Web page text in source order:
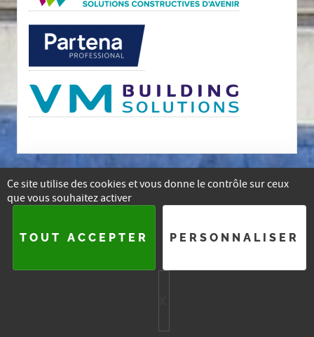
Ce site utilise des cookies et vous donne le contrôle sur ceux
que vous souhaitez activer
TOUT ACCEPTER PERSONNALISER
E-mailFacebookInstagramLinkedin